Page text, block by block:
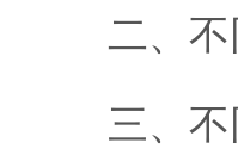
二、不
三、不